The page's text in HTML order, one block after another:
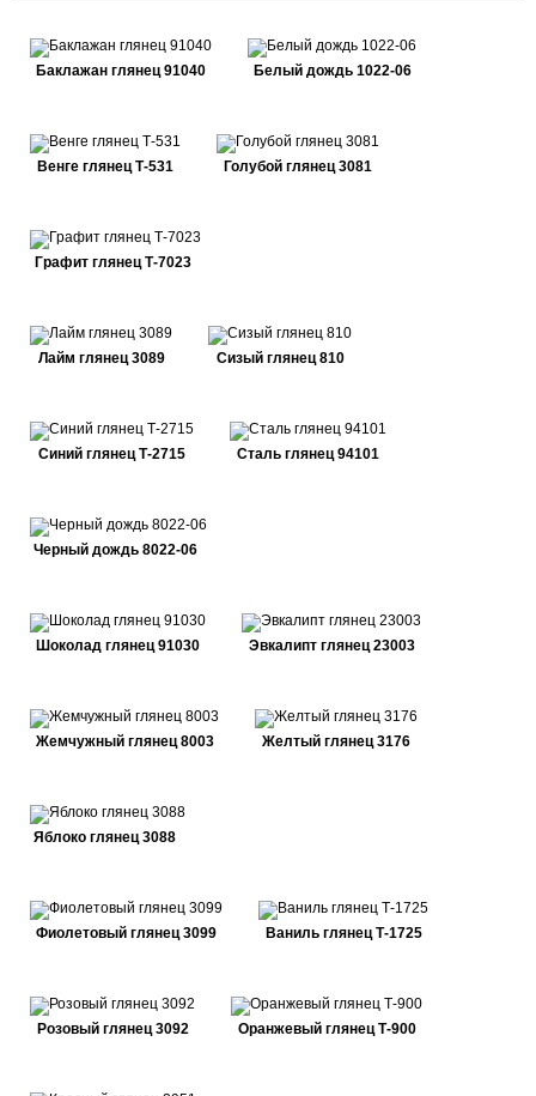
Баклажан глянец 91040 Белый дождь 1022-06
Венге глянец Т-531 Голубой глянец 3081
Графит глянец Т-7023
Лайм глянец 3089 Сизый глянец 810
Синий глянец Т-2715 Сталь глянец 94101
Черный дождь 8022-06
Шоколад глянец 91030 Эвкалипт глянец 23003
Жемчужный глянец 8003 Желтый глянец 3176
Яблоко глянец 3088
Фиолетовый глянец 3099 Ваниль глянец Т-1725
Розовый глянец 3092 Оранжевый глянец Т-900